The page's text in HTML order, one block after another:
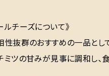
ルチーズについて》
性抜群のおすすめの一品とし
ミツの甘みが見事に調和し、